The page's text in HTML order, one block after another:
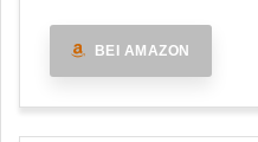
BEI AMAZON